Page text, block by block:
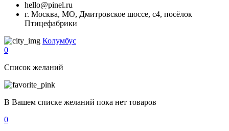
hello@pinel.ru
г. Москва, МО, Дмитровское шоссе, с4, посёлок
Птицефабрики
Колумбус
0
Список желаний
В Вашем списке желаний пока нет товаров
0